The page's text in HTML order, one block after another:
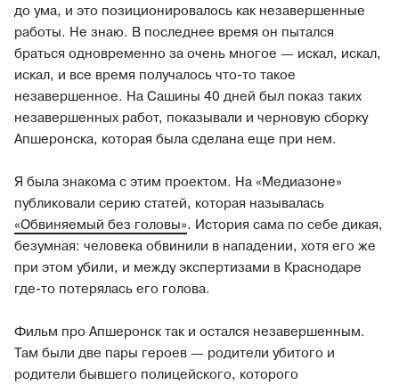
до ума, и это позиционировалось как незавершенные
работы. Не знаю. В последнее время он пытался
браться одновременно за очень многое — искал, искал,
искал, и все время получалось что-то такое
незавершенное. На Сашины 40 дней был показ таких
незавершенных работ, показывали и черновую сборку
Апшеронска, которая была сделана еще при нем.
Я была знакома с этим проектом. На «Медиазоне»
публиковали серию статей, которая называлась
«Обвиняемый без головы». История сама по себе дикая,
безумная: человека обвинили в нападении, хотя его же
при этом убили, и между экспертизами в Краснодаре
где-то потерялась его голова.
Фильм про Апшеронск так и остался незавершенным.
Там были две пары героев — родители убитого и
родители бывшего полицейского, которого